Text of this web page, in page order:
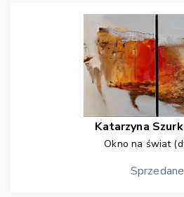
Katarzyna
Okno na świat
Sprzedane